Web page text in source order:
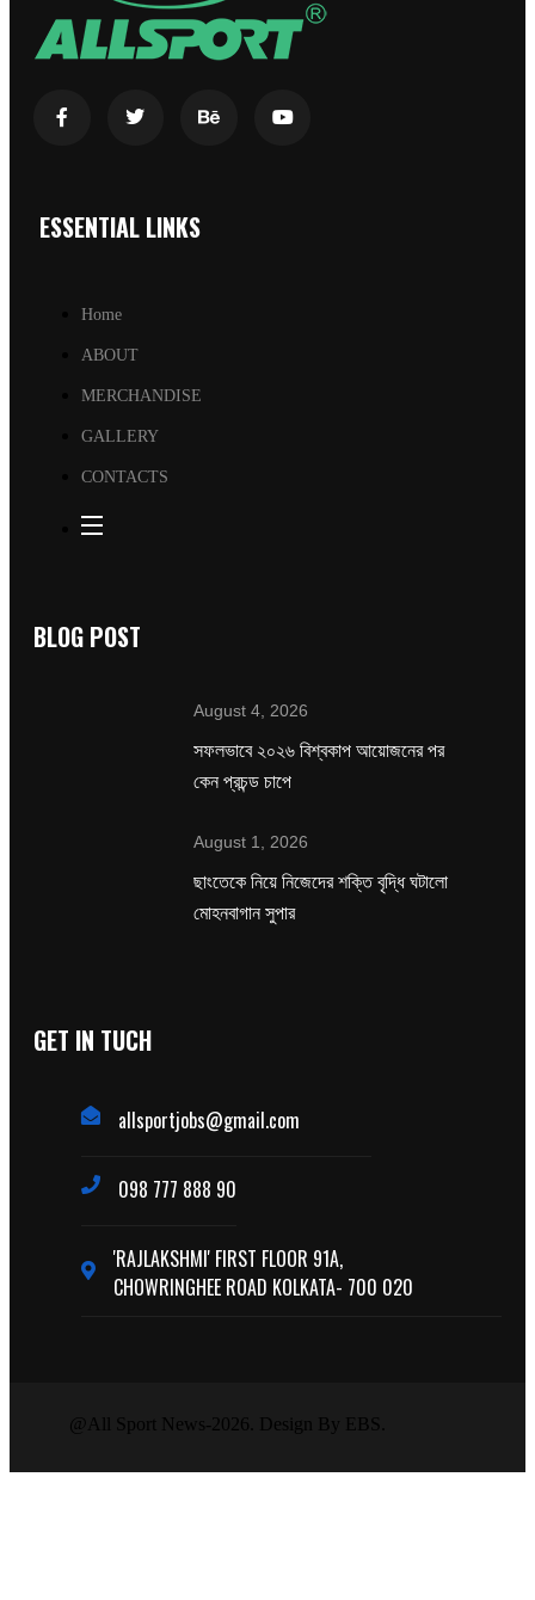
ESSENTIAL LINKS
Home
ABOUT
MERCHANDISE
GALLERY
CONTACTS
BLOG POST
August 4, 2026
সফলভাবে ২০২৬ বিশ্বকাপ আয়োজনের পর
কেন প্রচন্ড চাপে
August 1, 2026
ছাংতেকে নিয়ে নিজেদের শক্তি বৃদ্ধি ঘটালো
মোহনবাগান সুপার
GET IN TUCH
allsportjobs@gmail.com
098 777 888 90
'RAJLAKSHMI' FIRST FLOOR 91A,
CHOWRINGHEE ROAD KOLKATA- 700 020
@All Sport News-2026. Design By EBS.